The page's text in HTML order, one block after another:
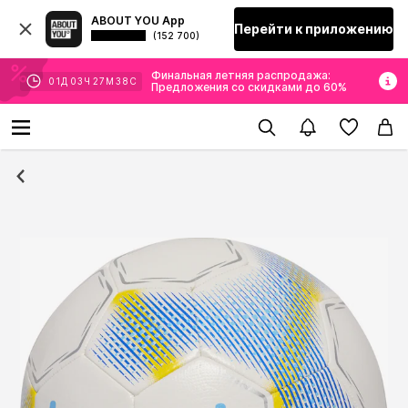
ABOUT YOU App
(152 700) Перейти к приложению
01 Д 03 Ч 27 М 38 С
Финальная летняя распродажа:
Предложения со скидками до 60%